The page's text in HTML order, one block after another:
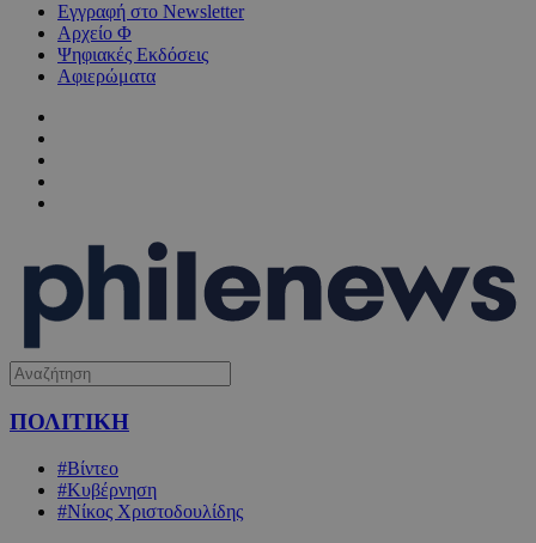
Εγγραφή στο Newsletter
Αρχείο Φ
Ψηφιακές Εκδόσεις
Αφιερώματα
ΠΟΛΙΤΙΚΗ
#Βίντεο
#Κυβέρνηση
#Νίκος Χριστοδουλίδης